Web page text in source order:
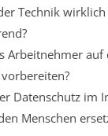
Technik
Arbeitnehmer auf
Datenschutz im
Menschen